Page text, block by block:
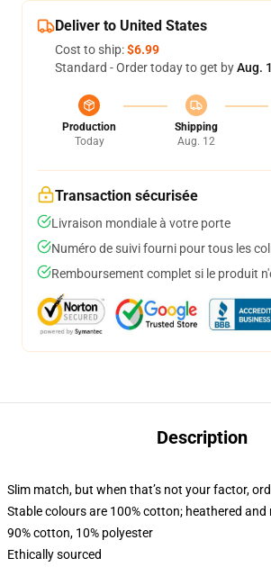
Deliver to United States
Cost to ship:$6.99
Standard - Order today to get byAug.
Production
Today
Shipping
Aug. 12
Transaction sécurisée
Livraison mondiale à votre porte
Numéro de suivi fourni pour tous les
Remboursement complet si le produit
Description
Slim match, but when that’s not your factor,
Stable colours are 100% cotton; heathered
90% cotton, 10% polyester
Ethically sourced